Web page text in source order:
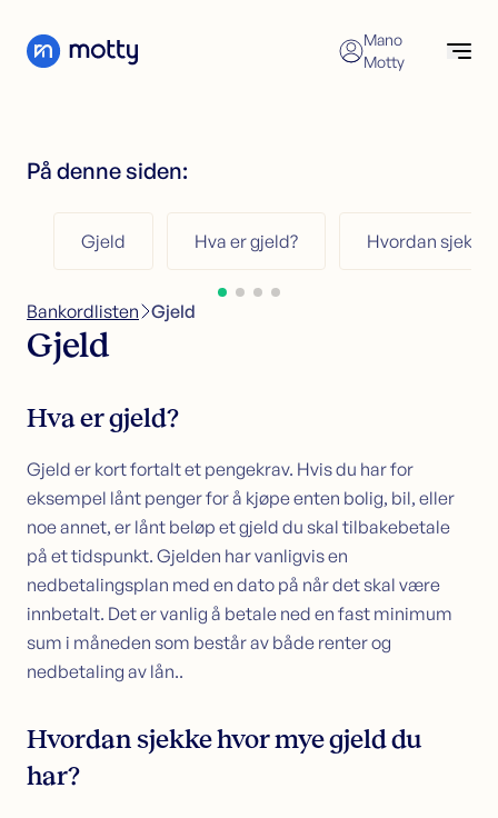
Mano
Motty
Refinansavimas
Kredito kortelė
Klientų aptarnavimas
Kreipkitės dėl vartojimo paskolos
Vartojimo paskolos skaičiuoklė
Refinansavimas
Kreipkitės dėl refinansavimo
Refinansavimas be užstato
Refinansavimas su užstatu
Kredito kortelė
Kredito kortelės skaičiuoklė (NO)
Būsto paskola
Pasiskolinkite būstui
Sujunkite turimas paskolas
Omstartslån
Būsto paskolos skaičiuoklė
Klientų aptarnavimas
Gidas (NO)
Straipsniai
Bankininkystės žodynas (NO)
Bankordlisten>Gjeld
Gjeld
Hva er gjeld?
Gjeld er kort fortalt et pengekrav. Hvis du har for
eksempel lånt penger for å kjøpe enten bolig, bil, eller
noe annet, er lånt beløp et gjeld du skal tilbakebetale
på et tidspunkt. Gjelden har vanligvis en
nedbetalingsplan med en dato på når det skal være
innbetalt. Det er vanlig å betale ned en fast minimum
sum i måneden som består av både renter og
nedbetaling av lån..
Hvordan sjekke hvor mye gjeld du
har?
På denne siden:
Gjeld Hva er gjeld? Hvordan sjekke